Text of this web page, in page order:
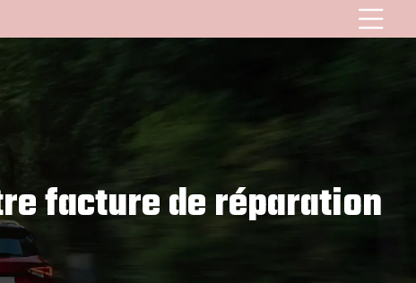
facture de réparation